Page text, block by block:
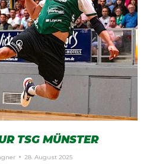
TSG MÜNSTER
28. August 2025